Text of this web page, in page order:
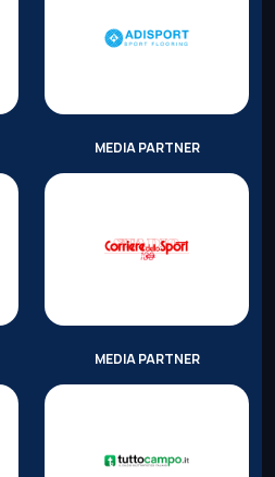
MEDIA PARTNER
MEDIA PARTNER